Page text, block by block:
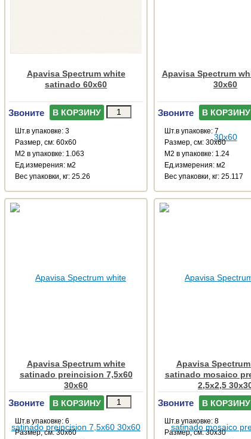
Apavisa Spectrum white
satinado 60x60
Звоните В КОРЗИНУ
Шт.в упаковке: 3
Размер, см: 60x60
М2 в упаковке: 1.063
Ед.измерения: м2
Веc упаковки, кг: 25.26
Apavisa Spectrum
30x60
Звоните В КОРЗИНУ
Шт.в упаковке: 7
Размер, см: 30x60
М2 в упаковке: 1.24
Ед.измерения: м2
Веc упаковки, кг: 25.117
Apavisa Spectrum white
satinado preincision 7,5x60
30x60
Звоните В КОРЗИНУ
Шт.в упаковке: 6
Размер, см: 30x60
Apavisa
satinado mosaico
2,5x2,5
Звоните В КОРЗИНУ
Шт.в упаковке: 8
Размер, см: 30x30